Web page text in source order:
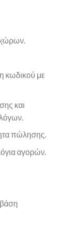
κωδικού με
και
πώλησης.
αγορών.